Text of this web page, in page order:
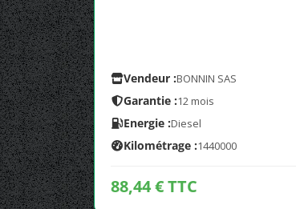
Vendeur :BONNIN SAS
Garantie :12 mois
Energie :Diesel
Kilométrage :1440000
88,44 € TTC